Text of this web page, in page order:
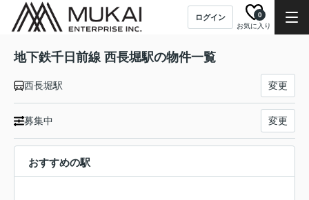
ログイン
お気に入り
0
地下鉄千日前線 西長堀駅の物件一覧
西長堀駅 変更
募集中 変更
おすすめの駅